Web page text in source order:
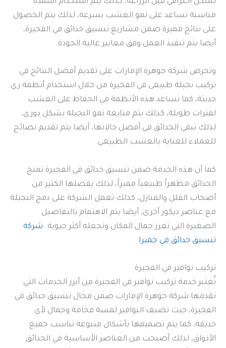
بشكل احترافي قبل الزراعة، كذلك يتم استخدام أسمدة
مناسبة تساعد على نمو العشب بسرعة، لذلك يتم الحصول
على نتائج مميزة ضمن مشاريع تنسيق حدائق في الفجيرة،
أيضا يتم تنفيذ العمل وفق معايير عالية الجودة.
وتحرص شركة جوهرة الإمارات على تقديم أفضل النتائج في
تركيب نجيلة طبيعى في الفجيرة من خلال استخدام أنظمة ري
حديثة، كما تساعد هذه الأنظمة في الحفاظ على العشب
لفترات طويلة، كذلك يتم متابعة نمو النجيلة بشكل دوري،
لذلك تبقى الحدائق في أفضل حالاتها، أيضا يتم تقديم نصائح
للعملاء للعناية بالعشب الطبيعي.
كما أن هذه الخدمة ضمن تنسيق حدائق في الفجيرة تمنح
الحدائق مظهراً طبيعياً مميزاً، لذلك يفضلها الكثير من
أصحاب الفلل والمنازل، كذلك تعمل الشركة على دمج النجيلة
مع عناصر ديكور أخرى، أيضا يتم الاهتمام بالتفاصيل
الصغيرة التي تعزز جمال المكان وتجعله أكثر حيوية. شركة
تنسيق حدائق في جميرا
تركيب نوافير في الفجيرة
تُعتبر خدمة تركيب نوافير في الفجيرة من أبرز الخدمات التي
تقدمها شركة جوهرة الإمارات ضمن مجال تنسيق حدائق في
الفجيرة، حيث تضيف النوافير لمسة فخامة وجمال لأي
حديقة، كما يتم تصميمها بأشكال متنوعة تناسب جميع
الأذواق، لذلك أصبحت من العناصر الأساسية في الحدائق